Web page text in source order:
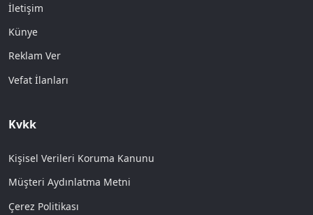
İletişim
Künye
Reklam Ver
Vefat İlanları
Kvkk
Kişisel Verileri Koruma Kanunu
Müşteri Aydınlatma Metni
Çerez Politikası